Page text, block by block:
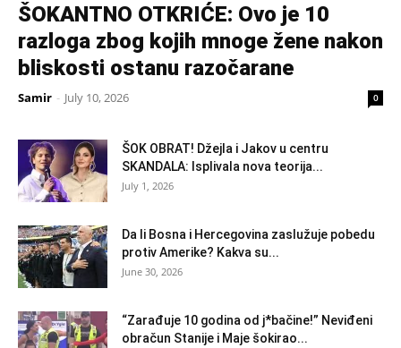
ŠOKANTNO OTKRIĆE: Ovo je 10
razloga zbog kojih mnoge žene nakon
bliskosti ostanu razočarane
Samir - July 10, 2026 0
ŠOK OBRAT! Džejla i Jakov u centru
SKANDALA: Isplivala nova teorija...
July 1, 2026
Da li Bosna i Hercegovina zaslužuje pobedu
protiv Amerike? Kakva su...
June 30, 2026
“Zarađuje 10 godina od j*bačine!” Neviđeni
obračun Stanije i Maje šokirao...